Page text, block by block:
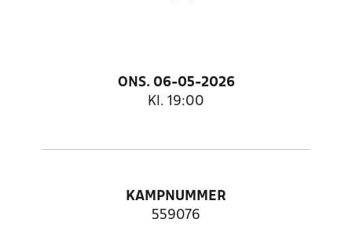
ONS. 06-05-2026
Kl. 19:00
KAMPNUMMER
559076